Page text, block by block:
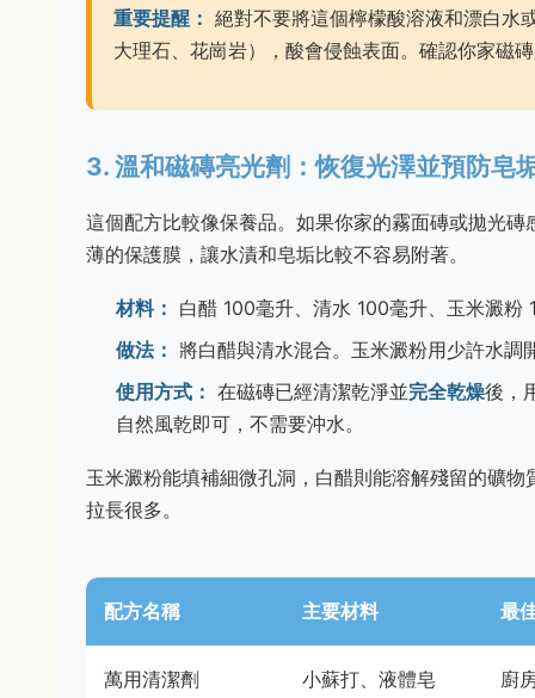
重要提醒： 絕對不要將這個檸檬酸溶液和漂白水
大理石、花崗岩），酸會侵蝕表面。確認你家磁
3. 溫和磁磚亮光劑：恢復光澤並預防皂
這個配方比較像保養品。如果你家的霧面磚或拋光
薄的保護膜，讓水漬和皂垢比較不容易附著。
材料： 白醋 100毫升、清水 100毫升、玉米澱粉
做法： 將白醋與清水混合。玉米澱粉用少許水
使用方式： 在磁磚已經清潔乾淨並完全乾燥後，
自然風乾即可，不需要沖水。
玉米澱粉能填補細微孔洞，白醋則能溶解殘留的礦
拉長很多。
配方名稱 主要材料 最
萬用清潔劑 小蘇打、液體皂 廚